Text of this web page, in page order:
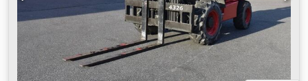
3,37 x 2,00 m Altura de construção: 2,77 m Peso próprio:
8.350 kg Chsdpfexmh Exjx Af Hea Características especiais:
tração integral comutável, direção em 2 rodas, deslocador
lateral: 0,20 m, possível operação com reboque.
Localização: 41468 Neuss: disponível imediatamente